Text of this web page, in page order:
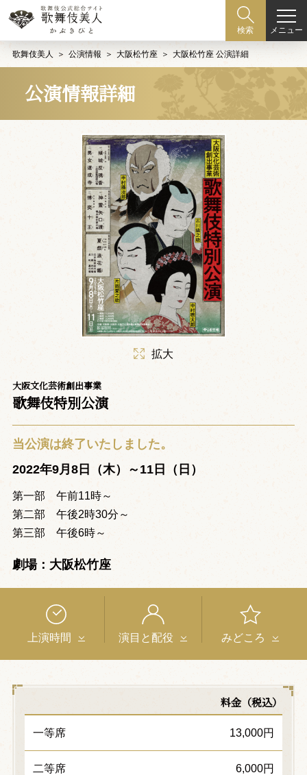
検索 メニュー
歌舞伎美人 公演情報 大阪松竹座 大阪松竹座 公演詳細
公演情報詳細
拡大
大阪文化芸術創出事業
歌舞伎特別公演
当公演は終了いたしました。
2022年9月8日（木）～11日（日）
第一部 午前11時～
第二部 午後2時30分～
第三部 午後6時～
劇場：大阪松竹座
上演時間 演目と配役 みどころ
料金（税込）
一等席 13,000円
二等席 6,000円